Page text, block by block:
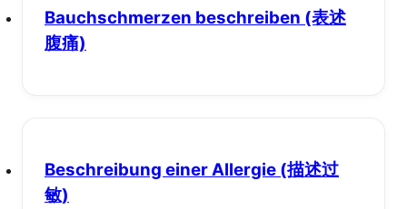
Bauchschmerzen beschreiben (表述
腹痛)
Beschreibung einer Allergie (描述过
敏)